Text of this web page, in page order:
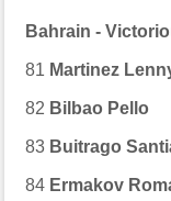
Bahrain -
81 Martinez
82 Bilbao Pello
83 Buitrago
84 Ermakov